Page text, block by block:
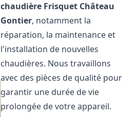
chaudière Frisquet Château
Gontier, notamment la
réparation, la maintenance et
l'installation de nouvelles
chaudières. Nous travaillons
avec des pièces de qualité pour
garantir une durée de vie
prolongée de votre appareil.